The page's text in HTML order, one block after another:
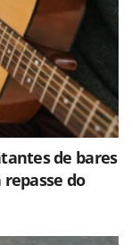
de bares
do